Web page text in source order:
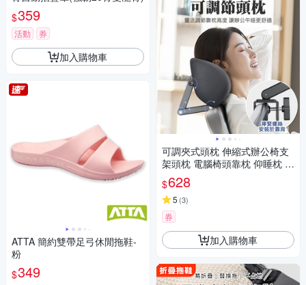
$359
活動 券
加入購物車
ATTA 簡約雙帶足弓休閒拖鞋-
粉
$349
可調夾式頭枕 伸縮式辦公椅支
架頭枕 電腦椅頭靠枕 仰睡枕 免
打孔
$628
5 (3)
券
加入購物車